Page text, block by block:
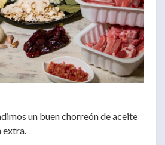
un buen chorreón de aceite